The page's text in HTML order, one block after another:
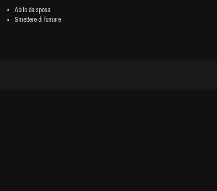
Abito da sposa
Smettere di fumare